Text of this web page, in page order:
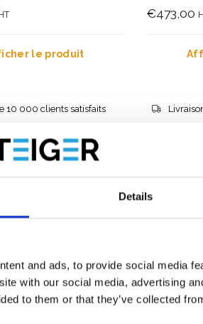
Details
and ads, to provide social media
with our social media, advertising
to them or that they’ve collected
le produit
€473,00
10 000 clients satisfaits